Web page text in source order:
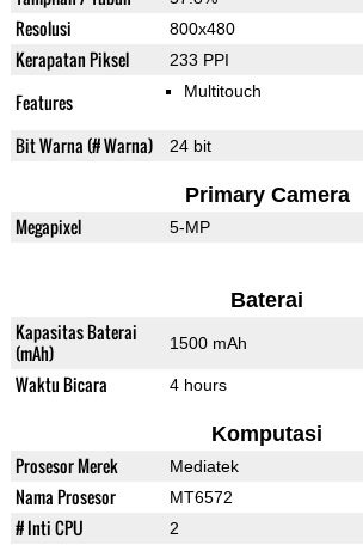
Resolusi 800x480
Kerapatan Piksel 233 PPI
Features Multitouch
Bit Warna (# Warna) 24 bit
Primary Camera
Megapixel 5-MP
Baterai
Kapasitas Baterai
(mAh)
1500 mAh
Waktu Bicara 4 hours
Komputasi
Prosesor Merek Mediatek
Nama Prosesor MT6572
# Inti CPU 2